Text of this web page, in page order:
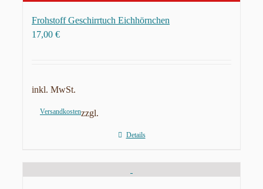
Frohstoff Geschirrtuch Eichhörnchen
17,00 €
inkl. MwSt.
zzgl.
Versandkosten
Details